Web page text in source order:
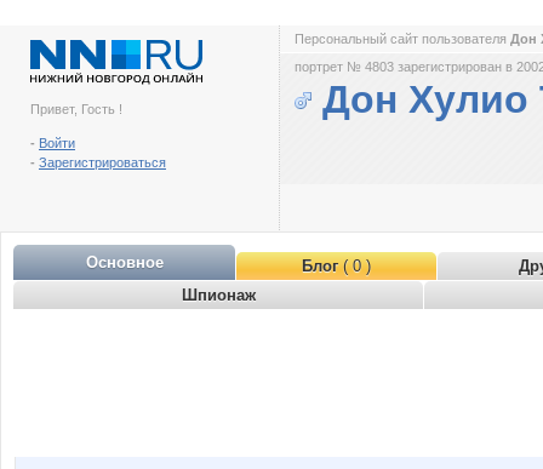
Привет, Гость !
- Войти
- Зарегистрироваться
Персональный сайт пользователя Дон
портрет № 4803 зарегистрирован в
Дон Хулио
Основное Блог( 0 )
Шпионаж